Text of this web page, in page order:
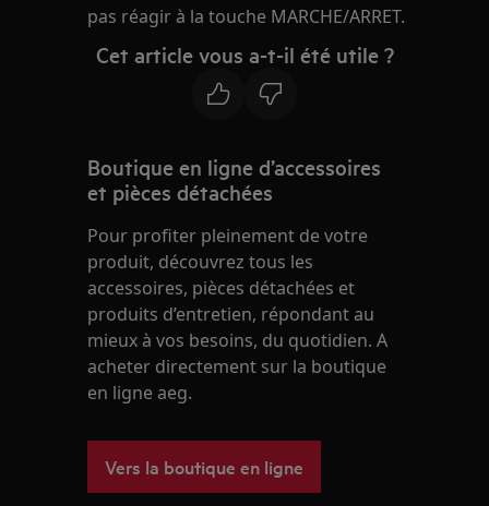
pas réagir à la touche MARCHE/ARRET.
Cet article vous a-t-il été utile ?
Boutique en ligne d’accessoires
et pièces détachées
Pour profiter pleinement de votre
produit, découvrez tous les
accessoires, pièces détachées et
produits d’entretien, répondant au
mieux à vos besoins, du quotidien. A
acheter directement sur la boutique
en ligne aeg.
Vers la boutique en ligne